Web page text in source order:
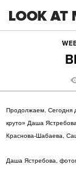
Продолжаем. Сегодня
круто» Даша
Краснова-Шабаева,
Даша Ястребова,